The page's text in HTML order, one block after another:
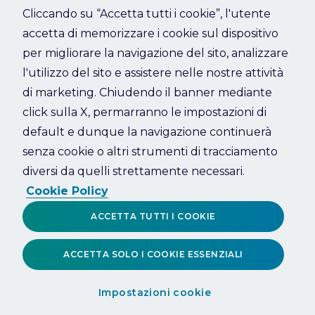
Refresh
Cliccando su “Accetta tutti i cookie”, l'utente
accetta di memorizzare i cookie sul dispositivo
per migliorare la navigazione del sito, analizzare
l'utilizzo del sito e assistere nelle nostre attività
di marketing. Chiudendo il banner mediante
click sulla X, permarranno le impostazioni di
default e dunque la navigazione continuerà
senza cookie o altri strumenti di tracciamento
diversi da quelli strettamente necessari.
Cookie Policy
Impostazioni cookie
ACCETTA SOLO I COOKIE ESSENZIALI
ACCETTA TUTTI I COOKIE